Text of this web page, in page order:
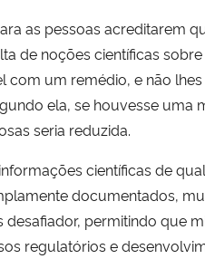
as pessoas acreditarem
de noções científicas
um remédio, e não
ela, se houvesse
seria reduzida.
científicas de
documentados,
permitindo que
regulatórios e